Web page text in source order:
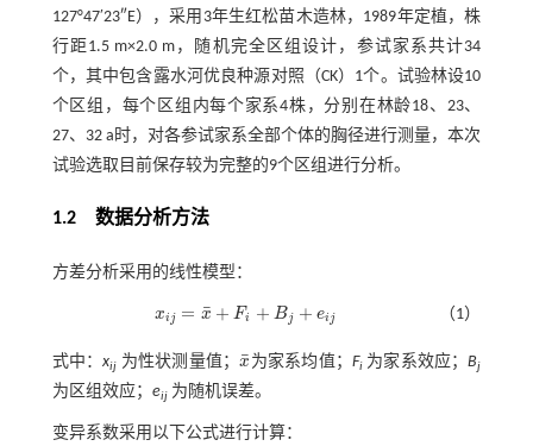
127°47′23″E），采用3年生红松苗木造林，1989年定植，株
行距1.5 m×2.0 m，随机完全区组设计，参试家系共计34
个，其中包含露水河优良种源对照（CK）1个。试验林设10
个区组，每个区组内每个家系4株，分别在林龄18、23、
27、32 a时，对各参试家系全部个体的胸径进行测量，本次
试验选取目前保存较为完整的9个区组进行分析。
1.2数据分析方法
方差分析采用的线性模型：
xi j = x
¯ + Fi + Bj + ei j
xij= x¯+ Fi+Bj +ei （1）
式中：xij 为性状测量值；x
¯
x¯为家系均值； Fi为家系效应；Bj
为区组效应； eij为随机误差。
变异系数采用以下公式进行计算：